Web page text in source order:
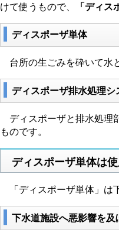
けて使うもので、
「ディス
ディスポーザ単体
台所の生ごみを砕いて水
ディスポーザ排水処理シ
ディスポーザと排水処理
ものです。
ディスポーザ単体は
「ディスポーザ単体」は
下水道施設へ悪影響を及